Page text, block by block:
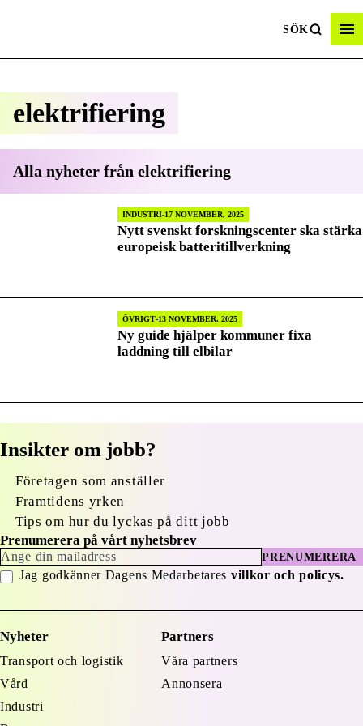
SÖK
elektrifiering
Alla nyheter från elektrifiering
INDUSTRI 17 NOVEMBER, 2025
Nytt svenskt forskningscenter ska stärka
europeisk batteritillverkning
ÖVRIGT 13 NOVEMBER, 2025
Ny guide hjälper kommuner fixa
laddning till elbilar
Insikter om jobb?
Företagen som anställer
Framtidens yrken
Tips om hur du lyckas på ditt jobb
Prenumerera på vårt nyhetsbrev
PRENUMERERA
Jag godkänner Dagens Medarbetares villkor och policys.
Nyheter
Transport och logistik
Vård
Industri
Partners
Våra partners
Annonsera